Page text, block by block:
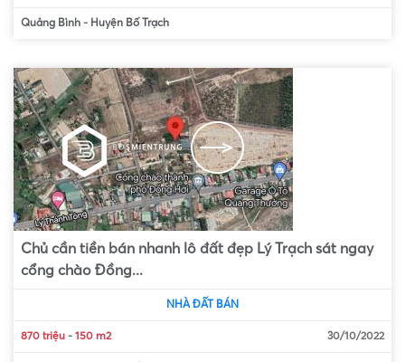
Quảng Bình - Huyện Bố Trạch
Chủ cần tiền bán nhanh lô đất đẹp Lý Trạch sát ngay
cổng chào Đồng...
NHÀ ĐẤT BÁN
870 triệu - 150 m2 30/10/2022